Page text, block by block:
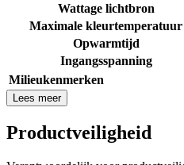
Wattage lichtbron
Maximale kleurtemperatuur
Opwarmtijd
Ingangsspanning
Milieukenmerken
Lees meer
Productveiligheid